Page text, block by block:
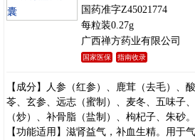
国药准字Z45021774
每粒装0.27g
广西禅方药业有限公司
国家医保 指南收录
【成分】人参（红参）、鹿茸（去毛）、
苓、玄参、远志（蜜制）、麦冬、五味子
（炒）、补骨脂（盐制）、枸杞子、朱砂。
【功能适用】滋肾益气，补血生精。用于